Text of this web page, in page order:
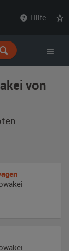
Hilfe
von